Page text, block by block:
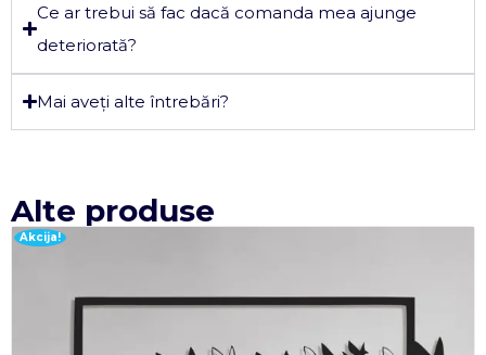
Ce ar trebui să fac dacă comanda mea ajunge
deteriorată?
Mai aveți alte întrebări?
Alte produse
Akcija!